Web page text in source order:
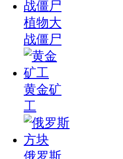
植物大
战僵尸
黄金矿
工
俄罗斯